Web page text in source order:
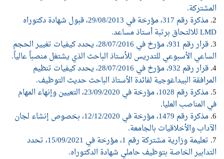
المشتركة.
2.
مذكرة رقم 317، مؤرخة في 29/08/2013، قبول شهادة دكتوراه
LMD للالتحاق برتبة أستاذ مساعد.
3.
قرار رقم 931، مؤرخ في 28/07/2016، يحدد كيفيات تغيير الحجم
الساعي الأسبوعي للتدريس للأستاذ الباحث الذي يشتغل منصباً عالياً.
4.
قرار رقم 932، مؤرخ في 28/07/2016، يحدد كيفيات تنظيم
المرافقة البيداغوجية لفائدة الأستاذ الباحث حديث التوظيف.
5.
مذكرة رقم 1028، مؤرخة في 23/09/2020، التعيين وإنهاء المهام
في المناصب العليا.
6.
مذكرة رقم 1479، مؤرخة في 12/12/2020، بخصوص إنشاء لجان
الآداب والأخلاقيات بالجامعة.
7.
تعليمة وزارية مشتركة رقم 1، مؤرخة في 15/09/2021، تحدد
التدابير الخاصة بتوظيف حاملي شهادة الدكتوراه.